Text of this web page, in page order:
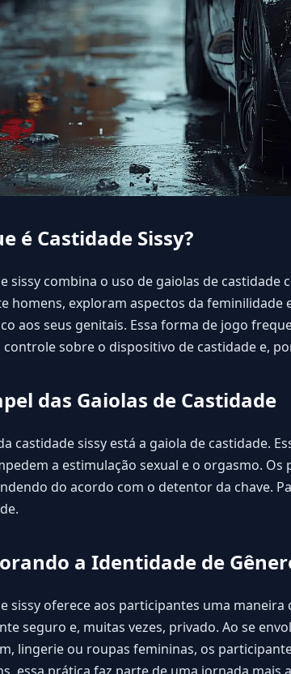
é Castidade Sissy?
sissy combina o uso de gaiolas de castidade
homens, exploram aspectos da
aos seus genitais. Essa forma de jogo
controle sobre o dispositivo de castidade e,
das Gaiolas de Castidade
castidade sissy está a gaiola de castidade.
a estimulação sexual e o orgasmo.
do acordo com o detentor da chave.
a Identidade de
sissy oferece aos participantes uma
seguro e, muitas vezes, privado. Ao se
lingerie ou roupas femininas, os